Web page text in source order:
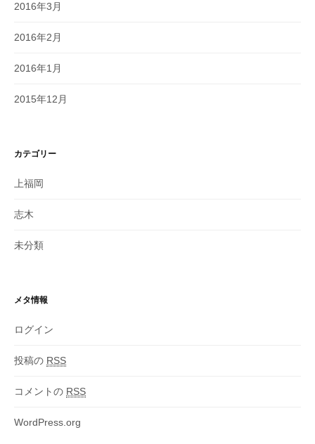
2016年3月
2016年2月
2016年1月
2015年12月
カテゴリー
上福岡
志木
未分類
メタ情報
ログイン
投稿の RSS
コメントの RSS
WordPress.org